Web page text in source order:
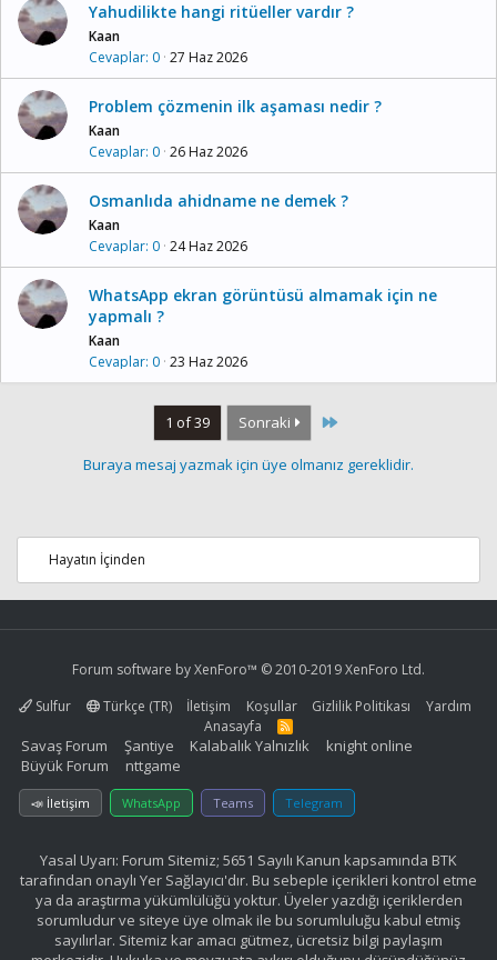
Yahudilikte hangi ritüeller vardır ?
Kaan
Cevaplar 0 27 Haz 2026
Problem çözmenin ilk aşaması nedir ?
Kaan
Cevaplar 0 26 Haz 2026
Osmanlıda ahidname ne demek ?
Kaan
Cevaplar 0 24 Haz 2026
WhatsApp ekran görüntüsü almamak için ne
yapmalı ?
Kaan
Cevaplar 0 23 Haz 2026
1 of 39 Sonraki Last
Buraya mesaj yazmak için üye olmanız gereklidir.
Hayatın İçinden
Forum software by XenForo™ © 2010-2019 XenForo Ltd.
Sulfur
Türkçe (TR) İletişim Koşullar Gizlilik Politikası
Yardım
Anasayfa
R
S
Savaş Forum Şantiye Kalabalık Yalnızlık
knight online
Büyük Forum
nttgame
📣 İletişim WhatsApp Teams Telegram
Yasal Uyarı: Forum Sitemiz; 5651 Sayılı Kanun kapsamında BTK
tarafından onaylı Yer Sağlayıcı'dır. Bu sebeple içerikleri kontrol etme
ya da araştırma yükümlülüğü yoktur. Üyeler yazdığı içeriklerden
sorumludur ve siteye üye olmak ile bu sorumluluğu kabul etmiş
sayılırlar. Sitemiz kar amacı gütmez, ücretsiz bilgi paylaşım